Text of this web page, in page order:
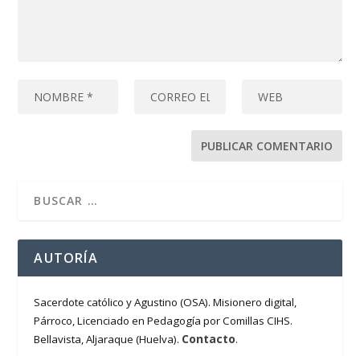
AUTORÍA
Sacerdote católico y Agustino (OSA). Misionero digital,
Párroco, Licenciado en Pedagogía por Comillas CIHS.
Bellavista, Aljaraque (Huelva). Contacto.